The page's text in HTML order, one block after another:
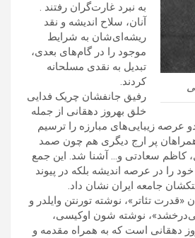
به نبرد غارت‌‌گران رفتند .
آنان، سلاح اندیشه‌‌ و نقد
ريشه‌ای‌شان به شرایط
موجود را در گام‌های بعدی،
تبدیل به نقدی مسلحانه
کردند.
رفیق جانفشان چریک فدایی
خلق بهروز دهقانی از جمله
زیبایی‌های مبارزه را ترسیم
همراهان پر ارج دیگری هم چون صمد
کاظم سعادتی و… آشنا شد. این جمع
را در عرصه اندیشه بلکه در پیوند
جامعه ایران نشان داد.
تئاتر»، نوشته تورنتن وایلدر و
می‌درخشد»، نوشته شون اوکیسی،
دهقانی است که به همراه مقدمه و